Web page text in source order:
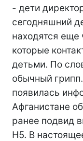
- дети
сегодняшний
находятся еще
которые
детьми. По
обычный
появилась
Афганистане
ранее подвид
H5. В